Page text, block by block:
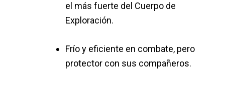
el más fuerte del Cuerpo de
Exploración.
Frío y eficiente en combate, pero
protector con sus compañeros.